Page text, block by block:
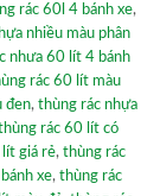
rác 60l 4 bánh xe,
nhiều màu phân
nhưa 60 lít 4 bánh
rác 60 lít màu
đen, thùng rác nhựa
rác 60 lít có
giá rẻ, thùng rác
xe, thùng rác